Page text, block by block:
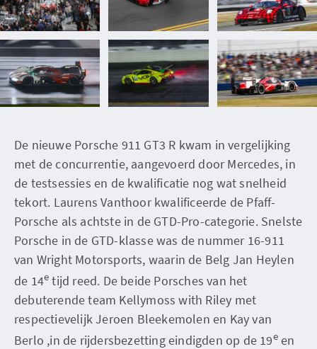
De nieuwe Porsche 911 GT3 R kwam in vergelijking
met de concurrentie, aangevoerd door Mercedes, in
de testsessies en de kwalificatie nog wat snelheid
tekort. Laurens Vanthoor kwalificeerde de Pfaff-
Porsche als achtste in de GTD-Pro-categorie. Snelste
Porsche in de GTD-klasse was de nummer 16-911
van Wright Motorsports, waarin de Belg Jan Heylen
de 14e tijd reed. De beide Porsches van het
debuterende team Kellymoss with Riley met
respectievelijk Jeroen Bleekemolen en Kay van
Berlo ,in de rijdersbezetting eindigden op de 19een